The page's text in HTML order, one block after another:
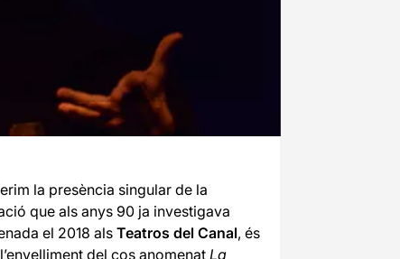
la presència singular de la
que als anys 90 ja investigava
el 2018 als Teatros del Canal, és
del cos anomenat La